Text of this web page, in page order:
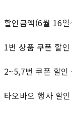
할인금액(6월 16
1번 상품 쿠폰 할
2~5,7번 쿠폰 할
타오바오 행사 할